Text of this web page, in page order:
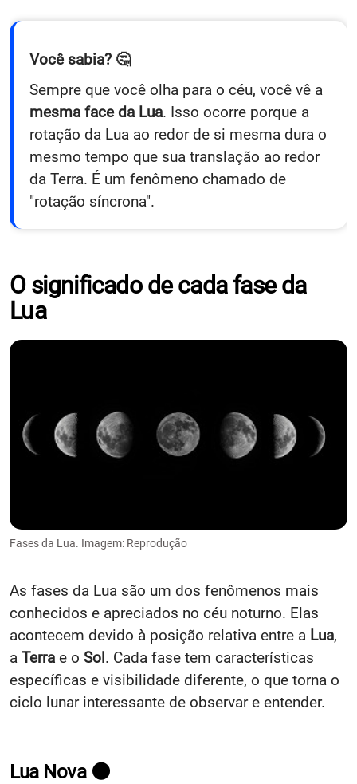
Você sabia? 🤔
Sempre que você olha para o céu, você vê a
mesma face da Lua. Isso ocorre porque a
rotação da Lua ao redor de si mesma dura o
mesmo tempo que sua translação ao redor
da Terra. É um fenômeno chamado de
"rotação síncrona".
O significado de cada fase da
Lua
Fases da Lua. Imagem: Reprodução
As fases da Lua são um dos fenômenos mais
conhecidos e apreciados no céu noturno. Elas
acontecem devido à posição relativa entre a Lua,
a Terra e o Sol. Cada fase tem características
específicas e visibilidade diferente, o que torna o
ciclo lunar interessante de observar e entender.
Lua Nova 🌑